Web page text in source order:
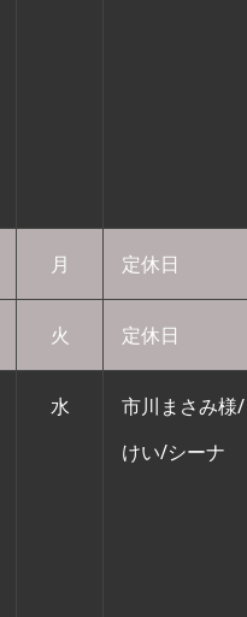
月 定休日
火 定休日
水
市川まさみ様
けい/シーナ